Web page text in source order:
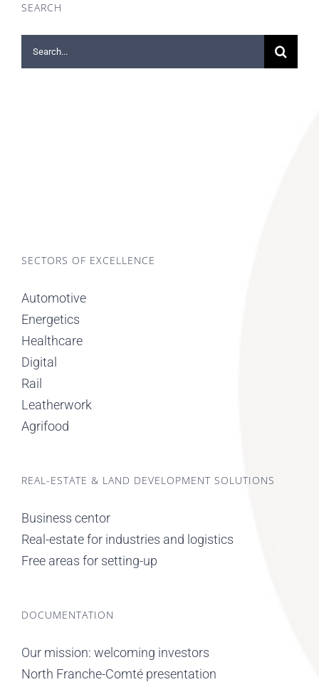
SEARCH
Search
for:
SECTORS OF EXCELLENCE
Automotive
Energetics
Healthcare
Digital
Rail
Leatherwork
Agrifood
REAL-ESTATE & LAND DEVELOPMENT SOLUTIONS
Business centor
Real-estate for industries and logistics
Free areas for setting-up
DOCUMENTATION
Our mission: welcoming investors
North Franche-Comté presentation